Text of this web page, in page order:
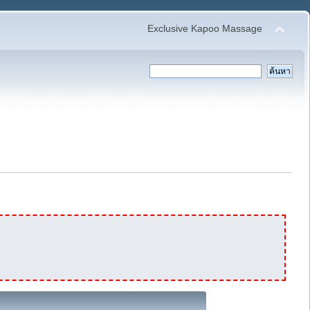
Exclusive Kapoo Massage